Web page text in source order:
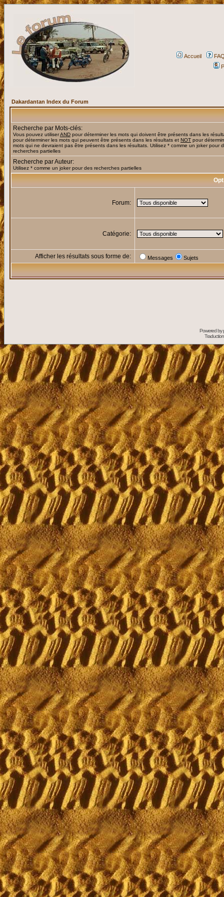
Accueil
Dakardantan Index du Forum
Recherche par Mots-clés:
Vous pouvez utiliserAND pour déterminer les mots qui doivent être présents dans les
pour déterminer les mots qui peuvent être présents dans les résultats et NOT pour
mots qui ne devraient pas être présents dans les résultats. Utilisez * comme un joker pour
recherches partielles
Recherche par Auteur:
Utilisez * comme un joker pour des recherches partielles
Forum:
Catégorie:
Afficher les résultats sous forme de: Messages Sujets
Powered by